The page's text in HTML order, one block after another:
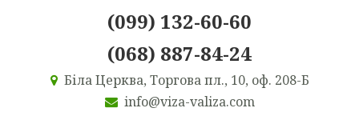
(099) 132-60-60
(068) 887-84-24
Біла Церква, Торгова пл., 10, оф. 208-Б
info@viza-valiza.com